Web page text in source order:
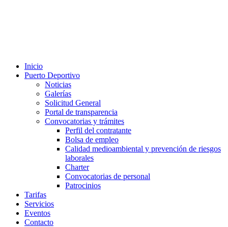
Inicio
Puerto Deportivo
Noticias
Galerías
Solicitud General
Portal de transparencia
Convocatorias y trámites
Perfil del contratante
Bolsa de empleo
Calidad medioambiental y prevención de riesgos
laborales
Charter
Convocatorias de personal
Patrocinios
Tarifas
Servicios
Eventos
Contacto